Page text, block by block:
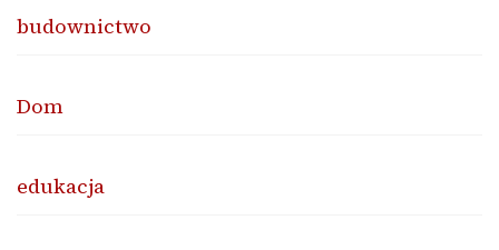
budownictwo
Dom
edukacja